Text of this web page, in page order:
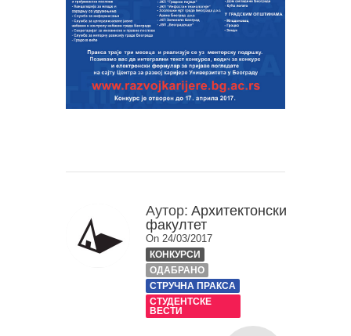
Аутор: Архитектонски
факултет
On 24/03/2017
КОНКУРСИ
ОДАБРАНО
СТРУЧНА ПРАКСА
СТУДЕНТСКЕ
ВЕСТИ